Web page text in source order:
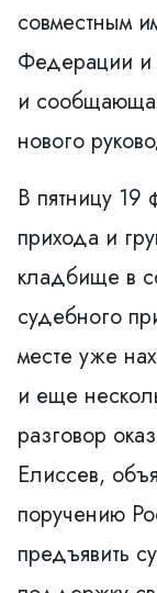
совместным
Федерации и
и
нового
В пятницу 19
прихода и
кладбище в
судебного
месте уже
и еще
разговор
Елиссев,
поручению
предъявить